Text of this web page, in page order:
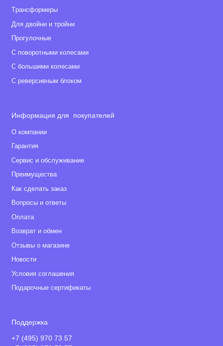
Tрансформеры
Для двойни и тройни
Прогулочные
С поворотными колесами
С большими колесами
С реверсивным блоком
Информация для покупателей
О компании
Гарантия
Сервис и обслуживание
Преимущества
Как сделать заказ
Вопросы и ответы
Оплата
Возврат и обмен
Отзывы о магазине
Новости
Условия соглашения
Подарочные сертификаты
Поддержка
+7 (495) 970 73 57